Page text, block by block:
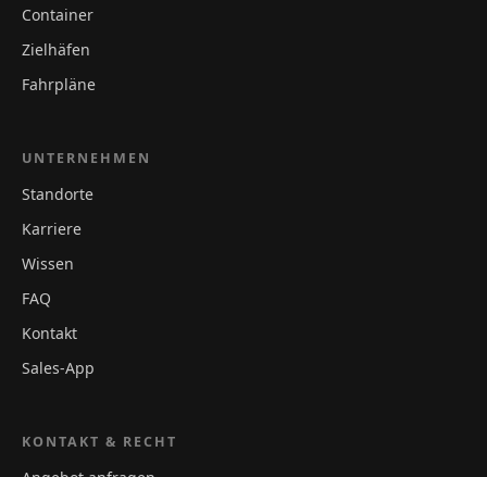
Container
Zielhäfen
Fahrpläne
UNTERNEHMEN
Standorte
Karriere
Wissen
FAQ
Kontakt
Sales-App
KONTAKT & RECHT